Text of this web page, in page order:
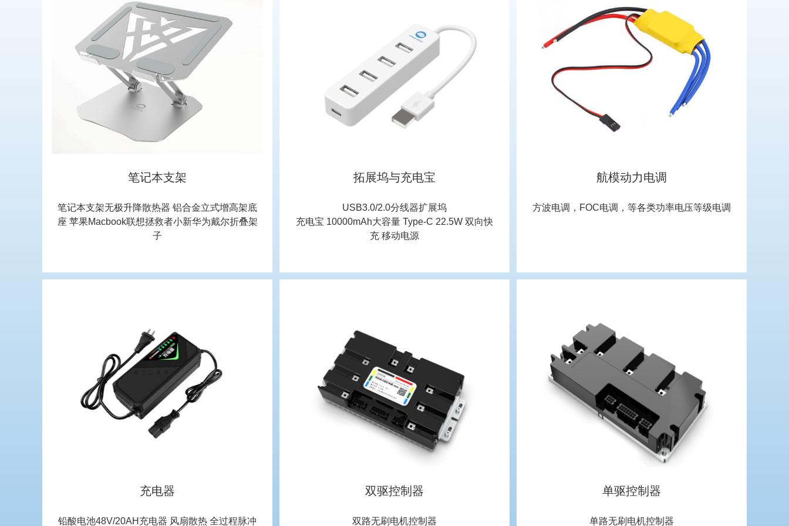
笔记本支架
笔记本支架无极升降散热器 铝合金立式增高架底
座 苹果Macbook联想拯救者小新华为戴尔折叠架
子
拓展坞与充电宝
USB3.0/2.0分线器扩展坞
充电宝 10000mAh大容量 Type-C 22.5W 双向快
充 移动电源
航模动力电调
方波电调，FOC电调，等各类功率电压等级电调
充电器
铅酸电池48V/20AH充电器 风扇散热 全过程脉冲
双驱控制器
双路无刷电机控制器
单驱控制器
单路无刷电机控制器